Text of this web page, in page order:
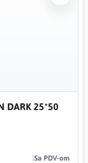
DARK 25*50
Sa PDV-om